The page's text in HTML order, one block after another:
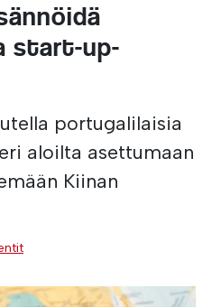
start-up-
portugalilaisia
aloilta asettumaan
Kiinan